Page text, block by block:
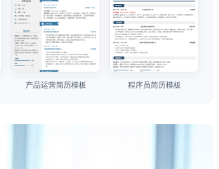
产品运营简历模板 程序员简历模板